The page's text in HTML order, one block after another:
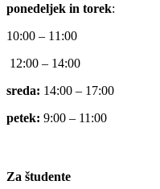
ponedeljek in torek:
10:00 – 11:00
12:00 – 14:00
sreda: 14:00 – 17:00
petek: 9:00 – 11:00
Za študente